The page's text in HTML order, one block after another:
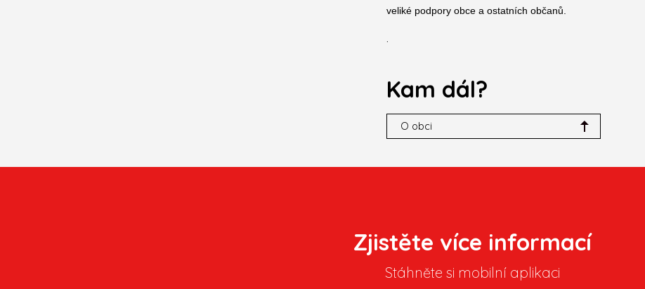
veliké podpory obce a ostatních občanů.
.
Kam dál?
O obci
Zjistěte více informací
Stáhněte si mobilní aplikaci